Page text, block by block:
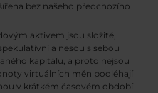
bez našeho předchozího
aktivem jsou složité,
a nesou s sebou
kapitálu, a proto nejsou
virtuálních měn podléhají
v krátkém časovém období